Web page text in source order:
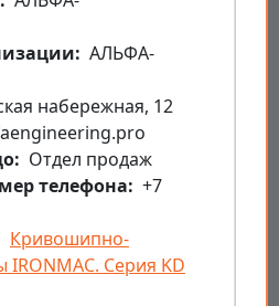
АЛЬФА-
набережная, 12
Отдел продаж
телефона
+7
Кривошипно-
Серия KD